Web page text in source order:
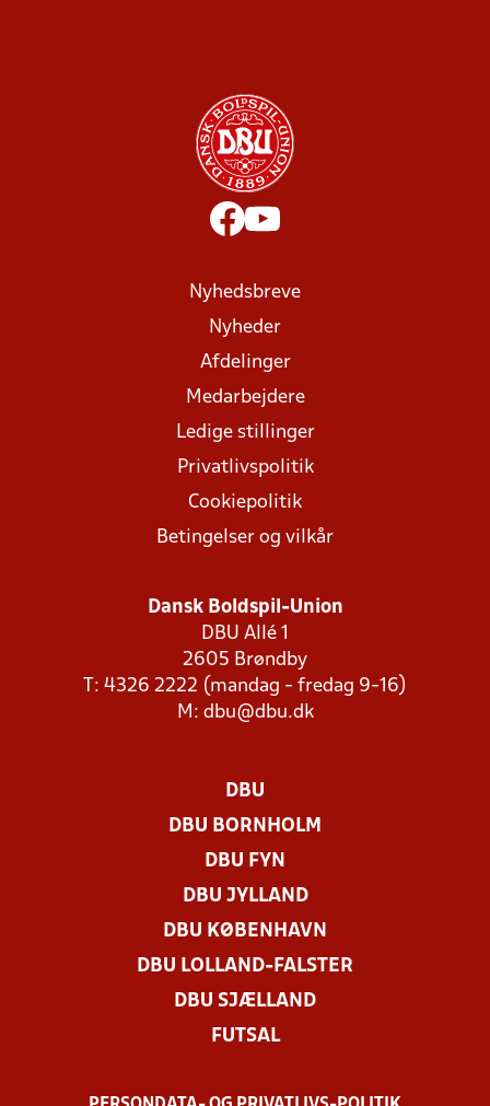
Nyhedsbreve
Nyheder
Afdelinger
Medarbejdere
Ledige stillinger
Privatlivspolitik
Cookiepolitik
Betingelser og vilkår
Dansk Boldspil-Union
DBU Allé 1
2605 Brøndby
T: 4326 2222 (mandag - fredag 9-16)
M: dbu@dbu.dk
DBU
DBU BORNHOLM
DBU FYN
DBU JYLLAND
DBU KØBENHAVN
DBU LOLLAND-FALSTER
DBU SJÆLLAND
FUTSAL